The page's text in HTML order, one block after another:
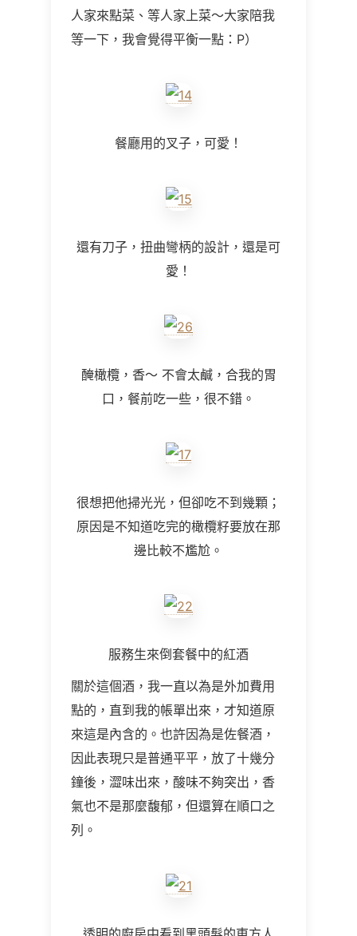
人家來點菜、等人家上菜～大家陪我
等一下，我會覺得平衡一點：P）
餐廳用的叉子，可愛！
還有刀子，扭曲彎柄的設計，還是可
愛！
醃橄欖，香～ 不會太鹹，合我的胃
口，餐前吃一些，很不錯。
很想把他掃光光，但卻吃不到幾顆；
原因是不知道吃完的橄欖籽要放在那
邊比較不尷尬。
服務生來倒套餐中的紅酒
關於這個酒，我一直以為是外加費用
點的，直到我的帳單出來，才知道原
來這是內含的。也許因為是佐餐酒，
因此表現只是普通平平，放了十幾分
鐘後，澀味出來，酸味不夠突出，香
氣也不是那麼馥郁，但還算在順口之
列。